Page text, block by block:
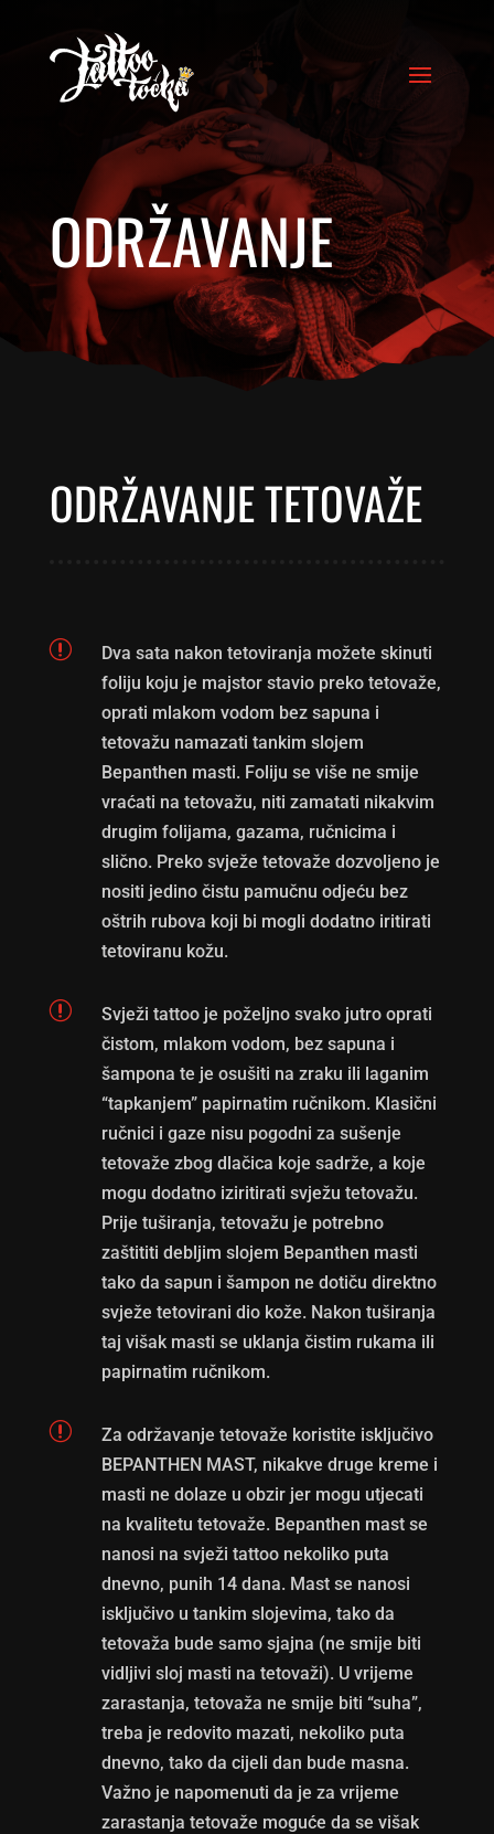
ODRŽAVANJE
ODRŽAVANJE TETOVAŽE
r
Dva sata nakon tetoviranja možete skinuti
foliju koju je majstor stavio preko tetovaže,
oprati mlakom vodom bez sapuna i
tetovažu namazati tankim slojem
Bepanthen masti. Foliju se više ne smije
vraćati na tetovažu, niti zamatati nikakvim
drugim folijama, gazama, ručnicima i
slično. Preko svježe tetovaže dozvoljeno je
nositi jedino čistu pamučnu odjeću bez
oštrih rubova koji bi mogli dodatno iritirati
tetoviranu kožu.
r
Svježi tattoo je poželjno svako jutro oprati
čistom, mlakom vodom, bez sapuna i
šampona te je osušiti na zraku ili laganim
“tapkanjem” papirnatim ručnikom. Klasični
ručnici i gaze nisu pogodni za sušenje
tetovaže zbog dlačica koje sadrže, a koje
mogu dodatno iziritirati svježu tetovažu.
Prije tuširanja, tetovažu je potrebno
zaštititi debljim slojem Bepanthen masti
tako da sapun i šampon ne dotiču direktno
svježe tetovirani dio kože. Nakon tuširanja
taj višak masti se uklanja čistim rukama ili
papirnatim ručnikom.
r
Za održavanje tetovaže koristite isključivo
BEPANTHEN MAST, nikakve druge kreme i
masti ne dolaze u obzir jer mogu utjecati
na kvalitetu tetovaže. Bepanthen mast se
nanosi na svježi tattoo nekoliko puta
dnevno, punih 14 dana. Mast se nanosi
isključivo u tankim slojevima, tako da
tetovaža bude samo sjajna (ne smije biti
vidljivi sloj masti na tetovaži). U vrijeme
zarastanja, tetovaža ne smije biti “suha”,
treba je redovito mazati, nekoliko puta
dnevno, tako da cijeli dan bude masna.
Važno je napomenuti da je za vrijeme
zarastanja tetovaže moguće da se višak